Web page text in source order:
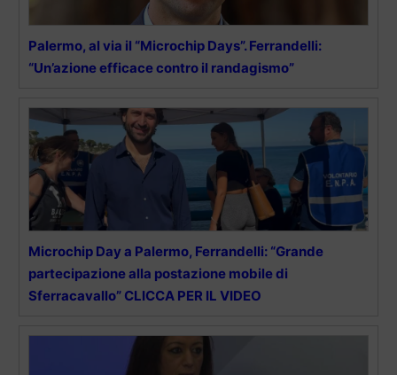
Palermo, al via il “Microchip Days”. Ferrandelli:
“Un’azione efficace contro il randagismo”
Microchip Day a Palermo, Ferrandelli: “Grande
partecipazione alla postazione mobile di
Sferracavallo” CLICCA PER IL VIDEO